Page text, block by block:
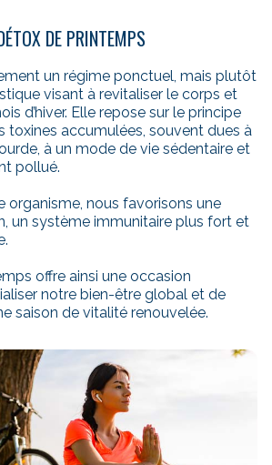
DE PRINTEMPS
un régime ponctuel, mais plutôt
visant à revitaliser le corps et
d’hiver. Elle repose sur le principe
toxines accumulées, souvent dues à
à un mode de vie sédentaire et
pollué.
organisme, nous favorisons une
un système immunitaire plus fort et
offre ainsi une occasion
notre bien-être global et de
saison de vitalité renouvelée.